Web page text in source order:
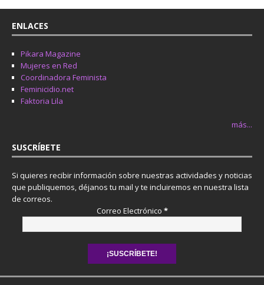
ENLACES
Pikara Magazine
Mujeres en Red
Coordinadora Feminista
Feminicidio.net
Faktoria Lila
más...
SUSCRÍBETE
Si quieres recibir información sobre nuestras actividades y noticias
que publiquemos, déjanos tu mail y te incluiremos en nuestra lista
de correos.
Correo Electrónico *